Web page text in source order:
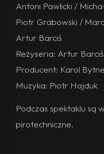
Antoni Pawlicki /
Piotr Grabowski /
Artur Barciś
Reżyseria: Artur Barciś
Producent: Karol
Muzyka: Piotr Hajduk
Podczas spektaklu są
pirotechniczne.